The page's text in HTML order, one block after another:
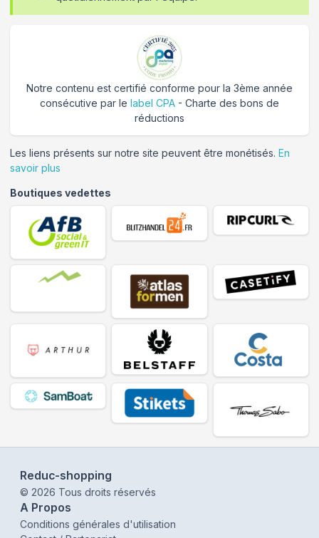
Notre contenu est certifié conforme pour la 3ème année
consécutive par le label CPA - Charte des bons de
réductions
Les liens présents sur notre site peuvent être monétisés. En
savoir plus
Boutiques vedettes
Reduc-shopping
© 2026 Tous droits réservés
A Propos
Conditions générales d'utilisation